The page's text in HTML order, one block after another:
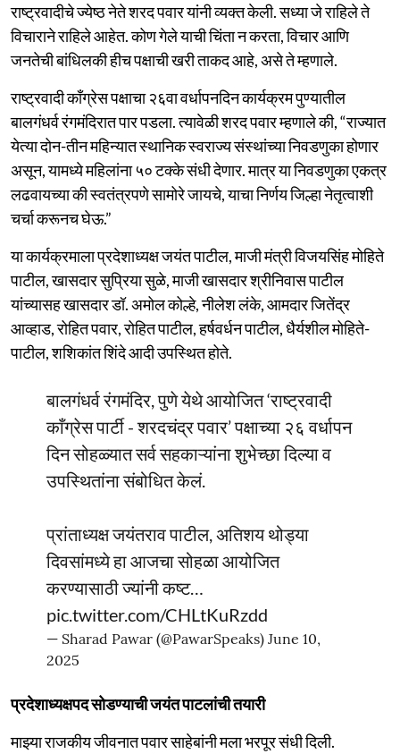
राष्ट्रवादीचे ज्येष्ठ नेते शरद पवार यांनी व्यक्त केली. सध्या जे राहिले ते
विचाराने राहिले आहेत. कोण गेले याची चिंता न करता, विचार आणि
जनतेची बांधिलकी हीच पक्षाची खरी ताकद आहे, असे ते म्हणाले.
राष्ट्रवादी काँग्रेस पक्षाचा २६वा वर्धापनदिन कार्यक्रम पुण्यातील
बालगंधर्व रंगमंदिरात पार पडला. त्यावेळी शरद पवार म्हणाले की, “राज्यात
येत्या दोन-तीन महिन्यात स्थानिक स्वराज्य संस्थांच्या निवडणुका होणार
असून, यामध्ये महिलांना ५० टक्के संधी देणार. मात्र या निवडणुका एकत्र
लढवायच्या की स्वतंत्रपणे सामोरे जायचे, याचा निर्णय जिल्हा नेतृत्वाशी
चर्चा करूनच घेऊ.”
या कार्यक्रमाला प्रदेशाध्यक्ष जयंत पाटील, माजी मंत्री विजयसिंह मोहिते
पाटील, खासदार सुप्रिया सुळे, माजी खासदार श्रीनिवास पाटील
यांच्यासह खासदार डॉ. अमोल कोल्हे, नीलेश लंके, आमदार जितेंद्र
आव्हाड, रोहित पवार, रोहित पाटील, हर्षवर्धन पाटील, धैर्यशील मोहिते-
पाटील, शशिकांत शिंदे आदी उपस्थित होते.
बालगंधर्व रंगमंदिर, पुणे येथे आयोजित ‘राष्ट्रवादी
काँग्रेस पार्टी - शरदचंद्र पवार’ पक्षाच्या २६ वर्धापन
दिन सोहळ्यात सर्व सहकाऱ्यांना शुभेच्छा दिल्या व
उपस्थितांना संबोधित केलं.
प्रांताध्यक्ष जयंतराव पाटील, अतिशय थोड्या
दिवसांमध्ये हा आजचा सोहळा आयोजित
करण्यासाठी ज्यांनी कष्ट…
pic.twitter.com/CHLtKuRzdd
— Sharad Pawar (@PawarSpeaks) June 10,
2025
प्रदेशाध्यक्षपद सोडण्याची जयंत पाटलांची तयारी
माझ्या राजकीय जीवनात पवार साहेबांनी मला भरपूर संधी दिली.